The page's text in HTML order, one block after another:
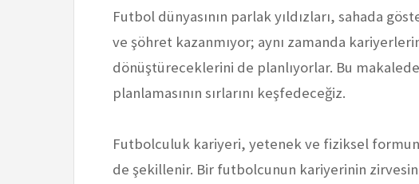
Futbol dünyasının parlak yıldızları, sahada
ve şöhret kazanmıyor; aynı zamanda
dönüştüreceklerini de planlıyorlar. Bu
planlamasının sırlarını keşfedeceğiz.
Futbolculuk kariyeri, yetenek ve fiziksel
de şekillenir. Bir futbolcunun kariyerinin